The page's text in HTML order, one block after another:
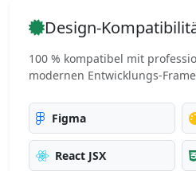
Design-
100 % kompatibel mit
modernen Entwicklungs-
Figma
React JSX